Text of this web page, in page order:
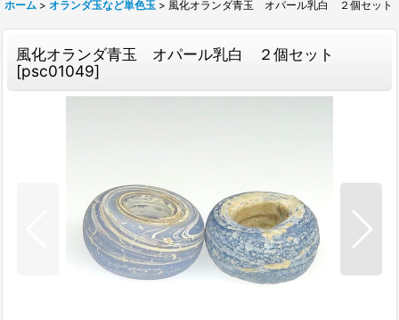
ホーム > オランダ玉など単色玉 > 風化オランダ青玉 オパール乳白 ２個セット
風化オランダ青玉 オパール乳白 ２個セット
[psc01049]